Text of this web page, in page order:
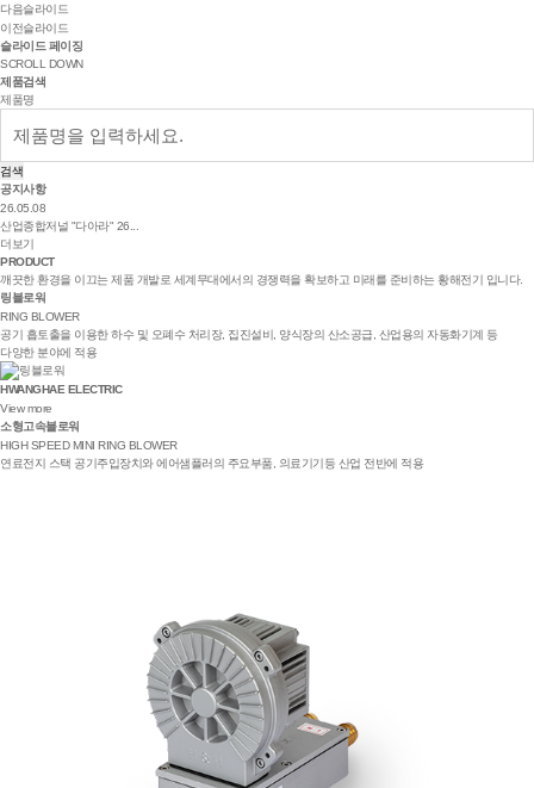
다음슬라이드
이전슬라이드
슬라이드 페이징
SCROLL DOWN
제품검색
제품명
검색
공지사항
26.05.08
산업종합저널 "다아라" 26...
더보기
PRODUCT
깨끗한 환경을 이끄는 제품 개발로 세계무대에서의 경쟁력을 확보하고 미래를 준비하는 황해전기 입니다.
링블로워
RING BLOWER
공기 흡토출을 이용한 하수 및 오폐수 처리장, 집진설비, 양식장의 산소공급, 산업용의 자동화기계 등
다양한 분야에 적용
HWANGHAE ELECTRIC
View more
소형고속블로워
HIGH SPEED MINI RING BLOWER
연료전지 스택 공기주입장치와 에어샘플러의 주요부품, 의료기기등 산업 전반에 적용